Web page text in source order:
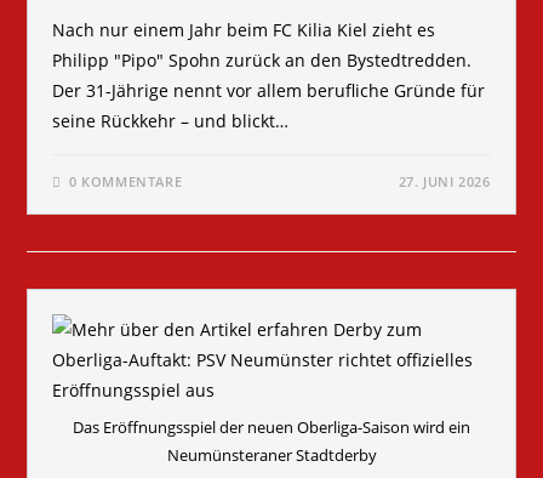
Nach nur einem Jahr beim FC Kilia Kiel zieht es
Philipp "Pipo" Spohn zurück an den Bystedtredden.
Der 31-Jährige nennt vor allem berufliche Gründe für
seine Rückkehr – und blickt…
0 KOMMENTARE 27. JUNI 2026
Das Eröffnungsspiel der neuen Oberliga-Saison wird ein
Neumünsteraner Stadtderby